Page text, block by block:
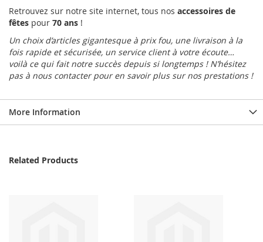
Retrouvez sur notre site internet, tous nos accessoires de
fêtes pour 70 ans !
Un choix d’articles gigantesque à prix fou, une livraison à la
fois rapide et sécurisée, un service client à votre écoute…
voilà ce qui fait notre succès depuis si longtemps ! N’hésitez
pas à nous contacter pour en savoir plus sur nos prestations !
More Information
Related Products